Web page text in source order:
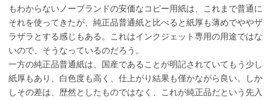
もわからないノーブランドの安価なコピー用紙は、これまで普通に
それを使ってきたが、純正品普通紙と比べると紙厚も薄めでややザ
ラザラとする感じもある。これはインクジェット専用の用途ではな
いので、そうなっているのだろう。
一方の純正品普通紙は、国産であることが明記されていてもう少し
紙厚もあり、白色度も高く、仕上がり結果も僅かながら良い。しか
しその差は、歴然としたものではなく、これが純正品だという先入